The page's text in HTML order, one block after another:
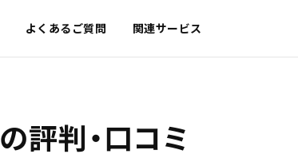
よくあるご質問 関連サービス
の評判・口コミ